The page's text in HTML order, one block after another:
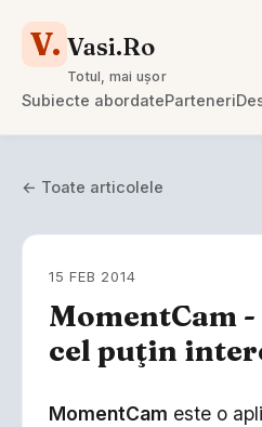
V. Vasi.Ro
Totul, mai ușor
Subiecte abordateParteneri
← Toate articolele
15 FEB 2014
MomentCam
cel puţin
MomentCam este o